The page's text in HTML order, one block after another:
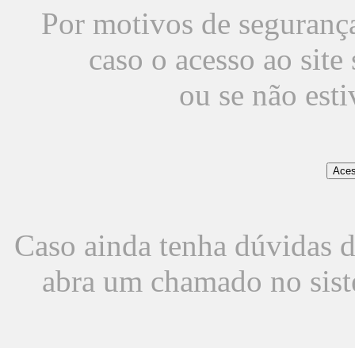
Por motivos de
caso o acesso ao
ou se não
Caso ainda tenha dúvidas
abra um chamado no